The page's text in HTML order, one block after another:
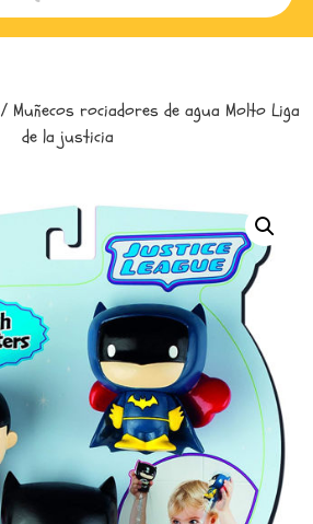
/ Muñecos rociadores de agua Molto Liga
de la justicia